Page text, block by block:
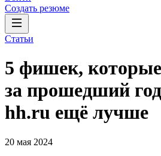
Создать резюме
Статьи
5 фишек, которые
за прошедший
hh.ru ещё лучше
20 мая 2024